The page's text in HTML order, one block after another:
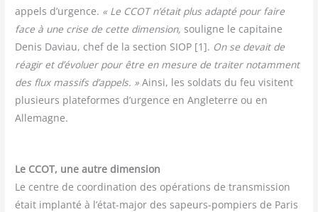
appels d’urgence. « Le CCOT n’était plus adap­té pour faire
face à une crise de cette dimen­sion, sou­ligne le capi­taine
Denis Daviau, chef de la sec­tion SIOP [1]. On se devait de
réagir et d’évoluer pour être en mesure de trai­ter notam­ment
des flux mas­sifs d’appels. » Ain­si, les sol­dats du feu visitent
plu­sieurs pla­te­formes d’urgence en Angle­terre ou en
Allemagne.
Le CCOT, une autre dimen­sion
Le centre de coor­di­na­tion des opé­ra­tions de trans­mis­sion
était implan­té à l’état-major des sapeurs-pom­piers de Paris